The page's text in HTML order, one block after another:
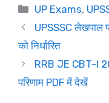
Categories
UP Exams,
UPSSSC लेखपाल
को निर्धारित
RRB JE CBT-I
परिणाम PDF में देखें